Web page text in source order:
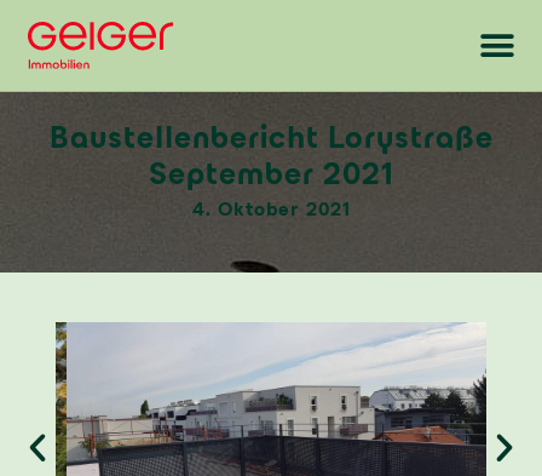
Baustellenbericht Lorystraße
September 2021
4. Oktober 2021